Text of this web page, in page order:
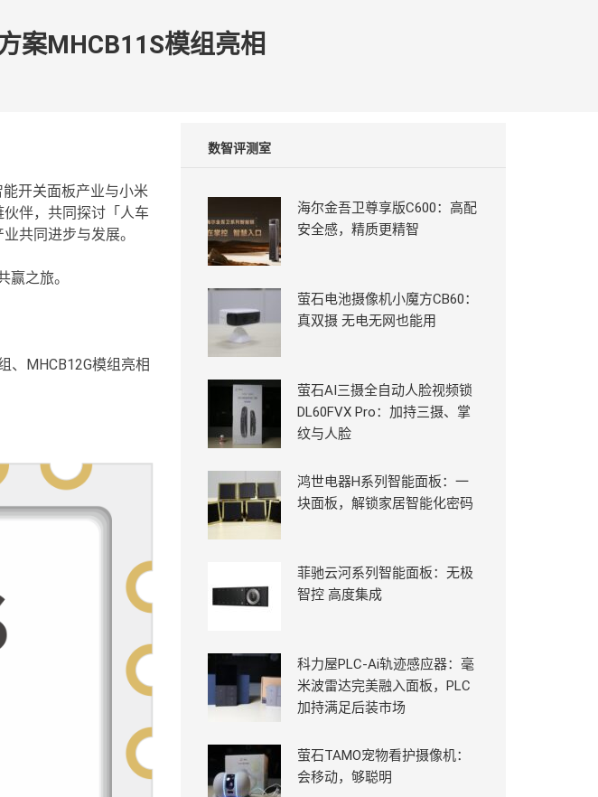
案MHCB11S模组亮相
开关面板产业与小米
伴，共同探讨「人车
共同进步与发展。
之旅。
、MHCB12G模组亮相
数智评测室
海尔金吾卫尊享版C600：高配
安全感，精质更精智
萤石电池摄像机小魔方CB60：
真双摄 无电无网也能用
萤石AI三摄全自动人脸视频锁
DL60FVX Pro：加持三摄、掌
纹与人脸
鸿世电器H系列智能面板：一
块面板，解锁家居智能化密码
菲驰云河系列智能面板：无极
智控 高度集成
科力屋PLC-Ai轨迹感应器：毫
米波雷达完美融入面板，PLC
加持满足后装市场
萤石TAMO宠物看护摄像机：
会移动，够聪明